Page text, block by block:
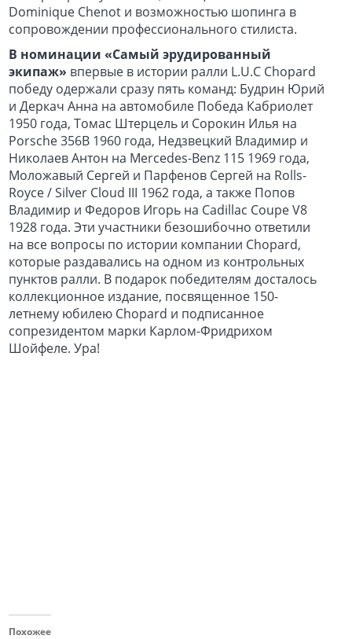
Dominique Chenot и возможностью шопинга в
сопровождении профессионального стилиста.
В номинации «Самый эрудированный
экипаж» впервые в истории ралли L.U.C Chopard
победу одержали сразу пять команд: Будрин Юрий
и Деркач Анна на автомобиле Победа Кабриолет
1950 года, Томас Штерцель и Сорокин Илья на
Porsche 356B 1960 года, Недзвецкий Владимир и
Николаев Антон на Mercedes-Benz 115 1969 года,
Моложавый Сергей и Парфенов Сергей на Rolls-
Royce / Silver Cloud III 1962 года, а также Попов
Владимир и Федоров Игорь на Cadillac Coupe V8
1928 года. Эти участники безошибочно ответили
на все вопросы по истории компании Chopard,
которые раздавались на одном из контрольных
пунктов ралли. В подарок победителям досталось
коллекционное издание, посвященное 150-
летнему юбилею Chopard и подписанное
сопрезидентом марки Карлом-Фридрихом
Шойфеле. Ура!
Похожее